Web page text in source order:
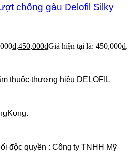
chống gàu Delofil Silky
450,000₫Giá hiện tại là: 450,000₫.
thuộc thương hiệu DELOFIL
độc quyền : Công ty TNHH Mỹ